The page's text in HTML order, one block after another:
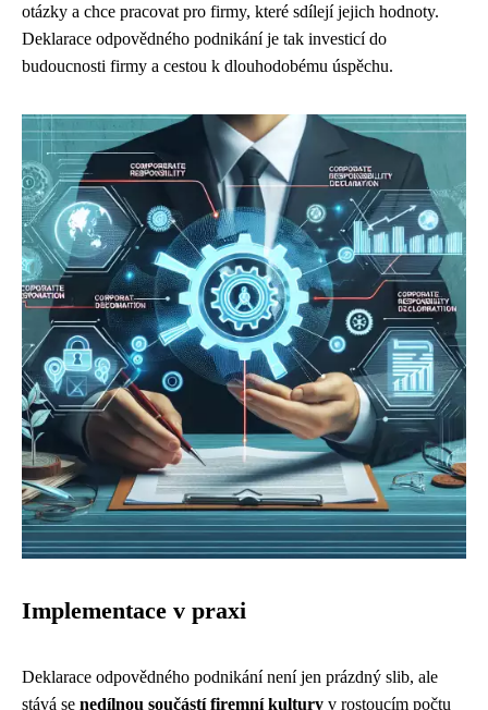
otázky a chce pracovat pro firmy, které sdílejí jejich hodnoty.
Deklarace odpovědného podnikání je tak investicí do
budoucnosti firmy a cestou k dlouhodobému úspěchu.
Implementace v praxi
Deklarace odpovědného podnikání není jen prázdný slib, ale
stává se nedílnou součástí firemní kultury v rostoucím počtu